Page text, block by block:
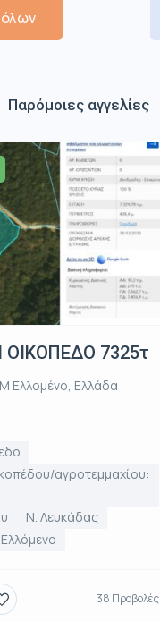
Παρόμοιες αγγελίες
ΟΙΚΟΠΕΔΟ 7325τ
Ελλομένο, Ελλάδα
αγροτεμμαχίου:
Ν. Λευκάδας
Ελλόμενο
38 Προβολές